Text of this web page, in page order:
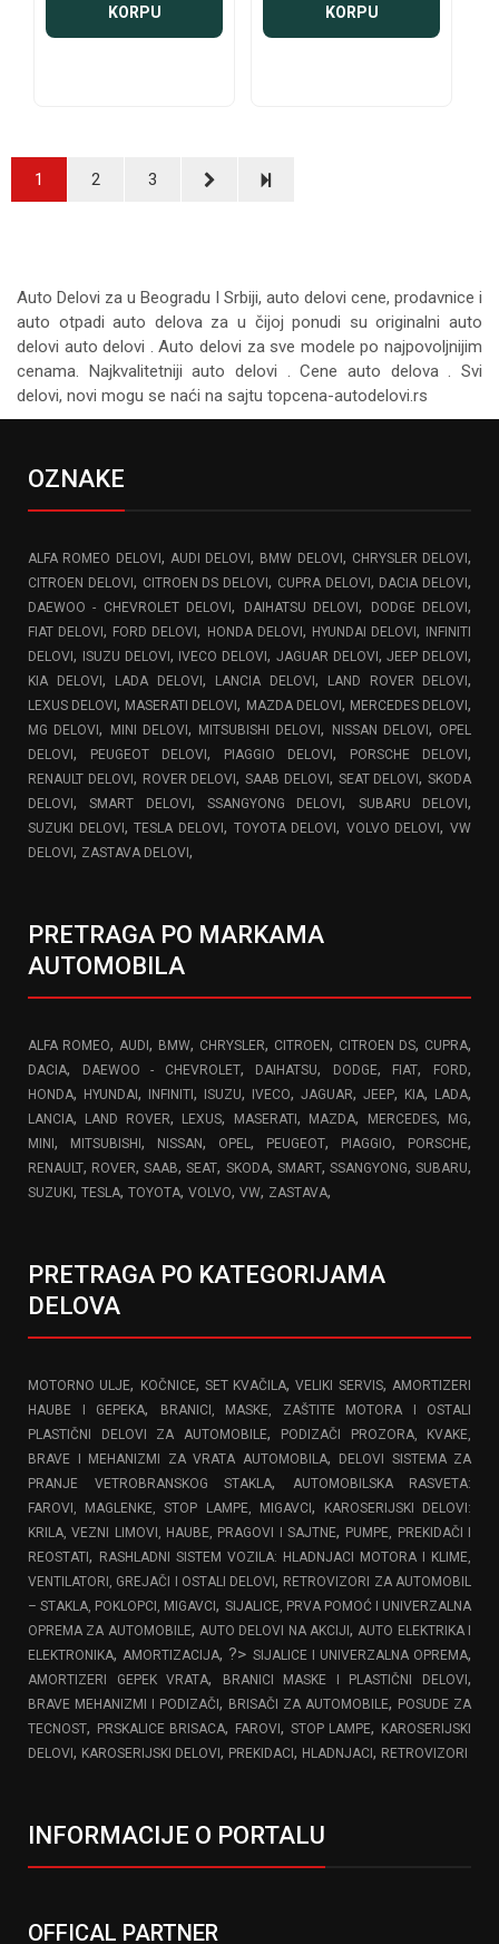
KORPU KORPU
1 2 3
Auto Delovi za u Beogradu I Srbiji, auto delovi cene, prodavnice i
auto otpadi auto delova za u čijoj ponudi su originalni auto
delovi auto delovi . Auto delovi za sve modele po najpovoljnijim
cenama. Najkvalitetniji auto delovi . Cene auto delova . Svi
delovi, novi mogu se naći na sajtu topcena-autodelovi.rs
OZNAKE
ALFA ROMEO DELOVI , AUDI DELOVI , BMW DELOVI , CHRYSLER DELOVI ,
CITROEN DELOVI , CITROEN DS DELOVI , CUPRA DELOVI , DACIA DELOVI ,
DAEWOO - CHEVROLET DELOVI, DAIHATSU DELOVI, DODGE DELOVI,
FIAT DELOVI, FORD DELOVI, HONDA DELOVI , HYUNDAI DELOVI ,
INFINITI
DELOVI , ISUZU DELOVI , IVECO DELOVI , JAGUAR DELOVI ,JEEP DELOVI ,
KIA DELOVI , LADA DELOVI , LANCIA DELOVI , LAND ROVER DELOVI ,
LEXUS DELOVI, MASERATI DELOVI, MAZDA DELOVI , MERCEDES DELOVI,
MG DELOVI, MINI DELOVI , MITSUBISHI DELOVI, NISSAN DELOVI , OPEL
DELOVI , PEUGEOT DELOVI , PIAGGIO DELOVI , PORSCHE DELOVI ,
RENAULT DELOVI , ROVER DELOVI, SAAB DELOVI , SEAT DELOVI, SKODA
DELOVI ,SMART DELOVI ,SSANGYONG DELOVI, SUBARU DELOVI,
SUZUKI DELOVI ,TESLA DELOVI , TOYOTA DELOVI, VOLVO DELOVI, VW
DELOVI , ZASTAVA DELOVI ,
PRETRAGA PO MARKAMA
AUTOMOBILA
ALFA ROMEO, AUDI , BMW, CHRYSLER, CITROEN, CITROEN DS, CUPRA,
DACIA, DAEWOO - CHEVROLET, DAIHATSU, DODGE, FIAT, FORD,
HONDA, HYUNDAI , INFINITI , ISUZU, IVECO, JAGUAR, JEEP, KIA, LADA,
LANCIA, LAND ROVER, LEXUS, MASERATI , MAZDA, MERCEDES, MG,
MINI , MITSUBISHI , NISSAN, OPEL, PEUGEOT, PIAGGIO, PORSCHE,
RENAULT, ROVER,SAAB,SEAT, SKODA, SMART, SSANGYONG,SUBARU,
SUZUKI , TESLA, TOYOTA, VOLVO, VW, ZASTAVA,
PRETRAGA PO KATEGORIJAMA
DELOVA
MOTORNO ULJE, KOČNICE, SET KVAČILA,VELIKI SERVIS,AMORTIZERI
HAUBE I GEPEKA,
BRANICI, MASKE, ZAŠTITE MOTORA I OSTALI
PLASTIČNI DELOVI ZA AUTOMOBILE,
PODIZAČI PROZORA, KVAKE,
BRAVE I MEHANIZMI ZA VRATA AUTOMOBILA,
DELOVI SISTEMA ZA
PRANJE VETROBRANSKOG STAKLA,
AUTOMOBILSKA RASVETA:
FAROVI, MAGLENKE, STOP LAMPE, MIGAVCI ,
KAROSERIJSKI DELOVI:
KRILA, VEZNI LIMOVI, HAUBE, PRAGOVI I SAJTNE, PUMPE, PREKIDAČI I
REOSTATI ,
RASHLADNI SISTEM VOZILA: HLADNJACI MOTORA I KLIME,
VENTILATORI, GREJAČI I OSTALI DELOVI, RETROVIZORI ZA AUTOMOBIL
– STAKLA, POKLOPCI, MIGAVCI, SIJALICE, PRVA POMOĆ I UNIVERZALNA
OPREMA ZA AUTOMOBILE,AUTO DELOVI NA AKCIJI,AUTO ELEKTRIKA I
ELEKTRONIKA,AMORTIZACIJA, ?> SIJALICE I UNIVERZALNA OPREMA,
AMORTIZERI GEPEK VRATA, BRANICI MASKE I PLASTIČNI DELOVI,
BRAVE MEHANIZMI I PODIZAČI , BRISAČI ZA AUTOMOBILE, POSUDE ZA
TECNOST, PRSKALICE BRISACA, FAROVI, STOP LAMPE,
KAROSERIJSKI
DELOVI , KAROSERIJSKI DELOVI , PREKIDACI , HLADNJACI , RETROVIZORI
INFORMACIJE O PORTALU
OFFICAL PARTNER